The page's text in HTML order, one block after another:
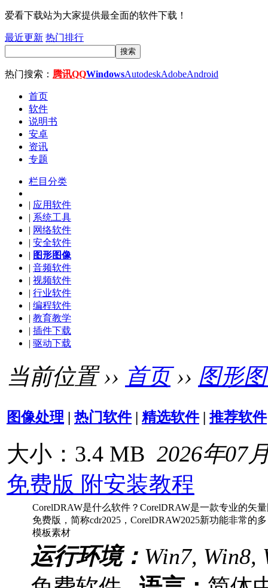
爱看下载站为大家提供最全面的软件下载！
最近更新 热门排行
搜索
热门搜索： 腾讯QQWindowsAutodeskAdobeAndroid
首页
软件
说明书
安卓
资讯
专题
栏目分类
| 应用软件
| 系统工具
| 网络软件
| 安全软件
| 图形图像
| 音频软件
| 视频软件
| 行业软件
| 编程软件
| 教育教学
| 插件下载
| 驱动下载
当前位置 ›› 首页›› 图形
图像处理 | 热门软件| 精选软件| 推荐软件
大小：3.4 MB 2026年07
免费版 附安装教程
CorelDRAW是什么软件？CorelDRAW是一款专业的矢
免费版，简称cdr2025，CorelDRAW2025新功能非常
模板素材
运行环境： Win7, Win8,